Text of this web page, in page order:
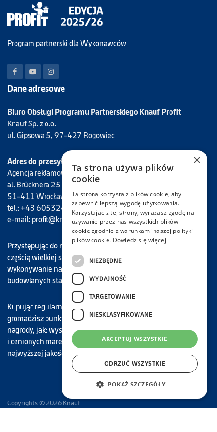
Program partnerski dla Wykonawców
Dane adresowe
Biuro Obsługi Programu Partnerskiego Knauf Profit
Knauf Sp. z o.o.
ul. Gipsowa 5, 97-427 Rogowiec
Adres do przesyłania faktur Programu Knauf Profit
Agencja reklamowa Mantis
al. Brücknera 25
51-411 Wrocław
tel.: +48 605324694
e-mail: profit@knauf.com
Przystępując do naszego programu, każdy Uczestnik staje się
częścią wielkiej społeczności Knauf Profit, dla której
wykonywanie najwyższej jakości prac remontowo-
budowlanych stało się zawodowym motto.
Kupując regularnie nasze najwyższej jakości materiały,
gromadzisz punkty, które możesz wymieniać na atrakcyjne
nagrody, jak: wyspecjalizowane narzędzia budowlane znanych
i cenionych marek, karty podarunkowe do sklepów oraz
najwyższej jakości materiały budowlane marki Knauf.
Copyrights © 2026 Knauf
×
Ta strona używa plików
cookie
Ta strona korzysta z plików cookie, aby
zapewnić lepszą wygodę użytkowania.
Korzystając z tej strony, wyrażasz zgodę na
używanie przez nas wszystkich plików
cookie zgodnie z warunkami naszej polityki
plików cookie. Dowiedz się więcej
NIEZBĘDNE
WYDAJNOŚĆ
TARGETOWANIE
NIESKLASYFIKOWANE
AKCEPTUJ WSZYSTKIE
ODRZUĆ WSZYSTKIE
POKAŻ SZCZEGÓŁY